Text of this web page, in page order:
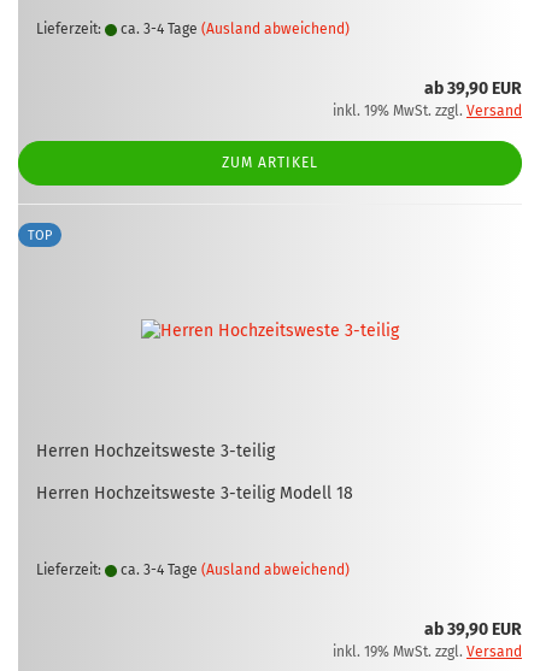
Lieferzeit: ca. 3-4 Tage (Ausland abweichend)
ab 39,90 EUR
inkl. 19% MwSt. zzgl. Versand
ZUM ARTIKEL
TOP
Her­ren Hoch­zeits­wes­te 3-​tei­lig
Her­ren Hoch­zeits­wes­te 3-​teilig Mo­dell 18
Lieferzeit: ca. 3-4 Tage (Ausland abweichend)
ab 39,90 EUR
inkl. 19% MwSt. zzgl. Versand